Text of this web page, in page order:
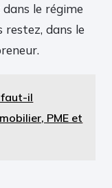
le régime
restez, dans le
faut-il
PME et